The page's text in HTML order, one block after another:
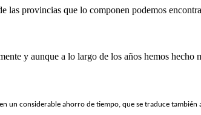
provincias que lo componen podemos
y aunque a lo largo de los años hemos
un considerable ahorro de tiempo, que se traduce también